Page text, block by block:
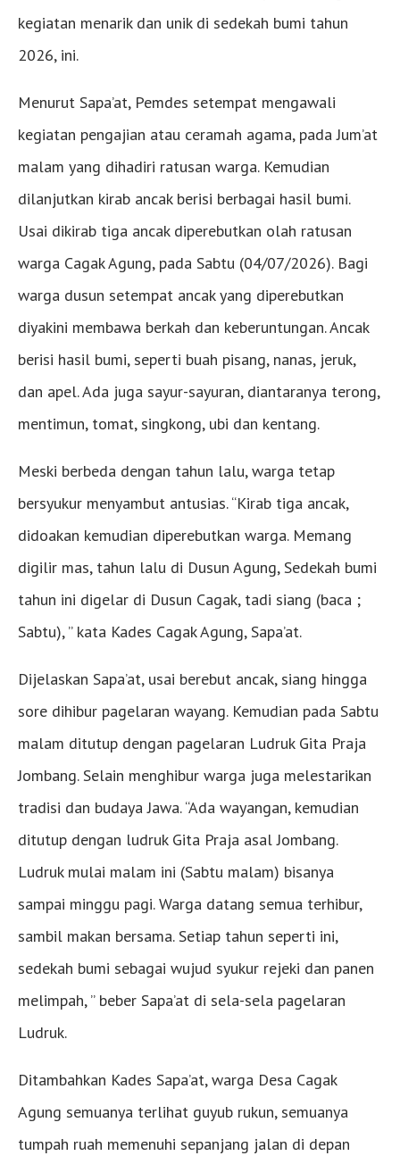
kegiatan menarik dan unik di sedekah bumi tahun
2026, ini.
Menurut Sapa’at, Pemdes setempat mengawali
kegiatan pengajian atau ceramah agama, pada Jum’at
malam yang dihadiri ratusan warga. Kemudian
dilanjutkan kirab ancak berisi berbagai hasil bumi.
Usai dikirab tiga ancak diperebutkan olah ratusan
warga Cagak Agung, pada Sabtu (04/07/2026). Bagi
warga dusun setempat ancak yang diperebutkan
diyakini membawa berkah dan keberuntungan. Ancak
berisi hasil bumi, seperti buah pisang, nanas, jeruk,
dan apel. Ada juga sayur-sayuran, diantaranya terong,
mentimun, tomat, singkong, ubi dan kentang.
Meski berbeda dengan tahun lalu, warga tetap
bersyukur menyambut antusias. “Kirab tiga ancak,
didoakan kemudian diperebutkan warga. Memang
digilir mas, tahun lalu di Dusun Agung, Sedekah bumi
tahun ini digelar di Dusun Cagak, tadi siang (baca ;
Sabtu), ” kata Kades Cagak Agung, Sapa’at.
Dijelaskan Sapa’at, usai berebut ancak, siang hingga
sore dihibur pagelaran wayang. Kemudian pada Sabtu
malam ditutup dengan pagelaran Ludruk Gita Praja
Jombang. Selain menghibur warga juga melestarikan
tradisi dan budaya Jawa. “Ada wayangan, kemudian
ditutup dengan ludruk Gita Praja asal Jombang.
Ludruk mulai malam ini (Sabtu malam) bisanya
sampai minggu pagi. Warga datang semua terhibur,
sambil makan bersama. Setiap tahun seperti ini,
sedekah bumi sebagai wujud syukur rejeki dan panen
melimpah, ” beber Sapa’at di sela-sela pagelaran
Ludruk.
Ditambahkan Kades Sapa’at, warga Desa Cagak
Agung semuanya terlihat guyub rukun, semuanya
tumpah ruah memenuhi sepanjang jalan di depan